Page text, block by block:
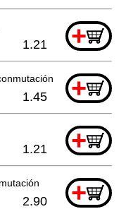
+
1.21
+
1.45
+
1.21
+
2.90